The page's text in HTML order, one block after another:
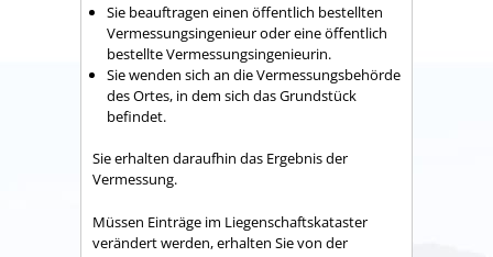
Sie beauftragen einen öffentlich bestellten
Vermessungsingenieur oder eine öffentlich
bestellte Vermessungsingenieurin.
Sie wenden sich an die Vermessungsbehörde
des Ortes, in dem sich das Grundstück
befindet.
Sie erhalten daraufhin das Ergebnis der
Vermessung.
Müssen Einträge im Liegenschaftskataster
verändert werden, erhalten Sie von der